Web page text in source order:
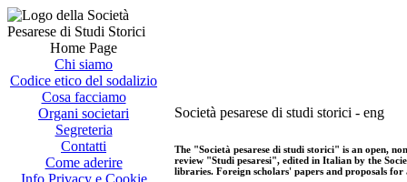
Home Page
Chi siamo
Codice etico del sodalizio
Cosa facciamo
Organi societari
Segreteria
Contatti
Come aderire
Info Privacy e Cookie
Società pesarese di studi storici - eng
The "Società pesarese di studi storici" is an open,
review "Studi pesaresi", edited in Italian by the
libraries. Foreign scholars' papers and proposals for